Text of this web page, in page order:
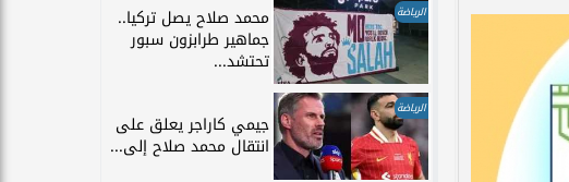
الرياضة محمد صلاح يصل تركيا..
جماهير طرابزون سبور
تحتشد...
الرياضة
جيمي كاراجر يعلق على
انتقال محمد صلاح إلى...